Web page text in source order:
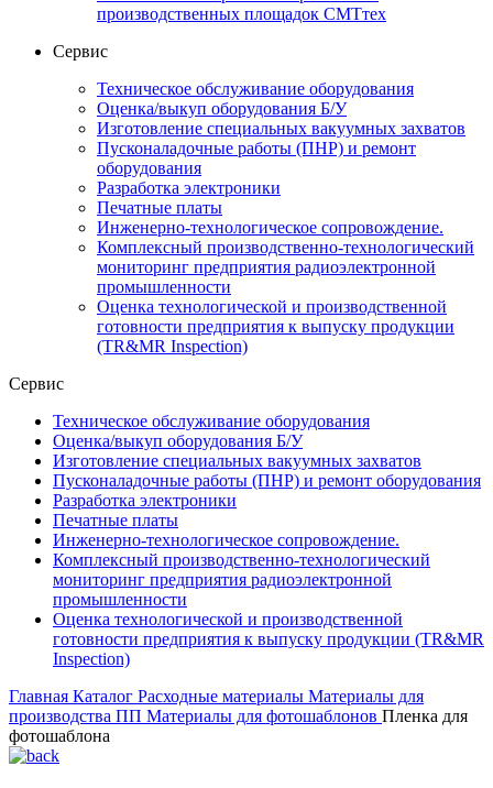
производственных площадок СМТтех
Сервис
Техническое обслуживание оборудования
Оценка/выкуп оборудования Б/У
Изготовление специальных вакуумных захватов
Пусконаладочные работы (ПНР) и ремонт
оборудования
Разработка электроники
Печатные платы
Инженерно-технологическое сопровождение.
Комплексный производственно-технологический
мониторинг предприятия радиоэлектронной
промышленности
Оценка технологической и производственной
готовности предприятия к выпуску продукции
(TR&MR Inspection)
Сервис
Техническое обслуживание оборудования
Оценка/выкуп оборудования Б/У
Изготовление специальных вакуумных захватов
Пусконаладочные работы (ПНР) и ремонт оборудования
Разработка электроники
Печатные платы
Инженерно-технологическое сопровождение.
Комплексный производственно-технологический
мониторинг предприятия радиоэлектронной
промышленности
Оценка технологической и производственной
готовности предприятия к выпуску продукции (TR&MR
Inspection)
Главная Каталог Расходные материалы Материалы для
производства ПП Материалы для фотошаблонов Пленка для
фотошаблона